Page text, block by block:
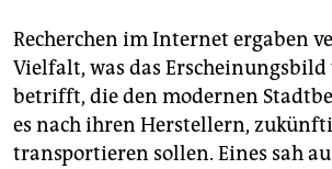
Recherchen im Internet ergaben
Vielfalt, was das
betrifft, die den modernen
es nach ihren Herstellern,
transportieren sollen. Eines sah